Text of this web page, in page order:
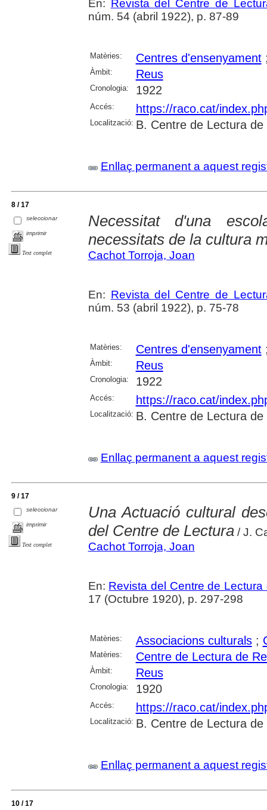
En:
Revista del Centre de
núm. 54 (abril 1922), p. 87-89
Matèries: Centres d'ensenyament
Àmbit: Reus
Cronologia: 1922
Accés: https://raco.cat/
Localització: B. Centre de Lectura de
Enllaç permanent a aquest
8 / 17
seleccionar
imprimir
Text complet
Necessitat d'una
necessitats de la cultura
Cachot Torroja, Joan
En: Revista del Centre de
núm. 53 (abril 1922), p. 75-78
Matèries: Centres d'ensenyament
Àmbit: Reus
Cronologia: 1922
Accés: https://raco.cat/
Localització: B. Centre de Lectura de
Enllaç permanent a aquest
9 / 17
seleccionar
imprimir
Text complet
Una Actuació cultural
del Centre de Lectura/ J.
Cachot Torroja, Joan
En: Revista del Centre de Lectura
17 (Octubre 1920), p. 297-298
Matèries: Associacions culturals;
Matèries: Centre de Lectura de
Àmbit: Reus
Cronologia: 1920
Accés: https://raco.cat/
Localització: B. Centre de Lectura de
Enllaç permanent a aquest
10 / 17